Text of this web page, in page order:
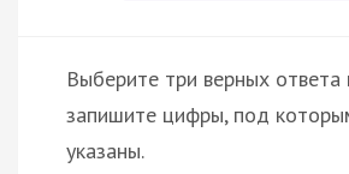
Выберите три верных ответа
запишите цифры, под
указаны.